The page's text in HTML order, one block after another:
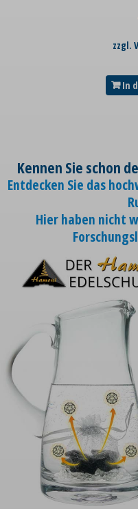
zzgl.
In
Kennen Sie schon
Entdecken Sie das
Hier haben nicht